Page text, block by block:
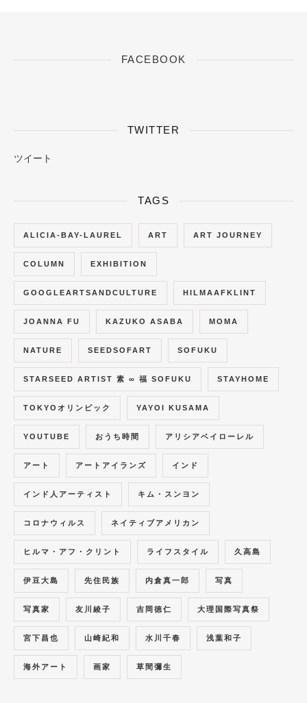
FACEBOOK
TWITTER
ツイート
TAGS
ALICIA-BAY-LAUREL ART ART JOURNEY
COLUMN EXHIBITION
GOOGLEARTSANDCULTURE HILMAAFKLINT
JOANNA FU KAZUKO ASABA MOMA
NATURE SEEDSOFART SOFUKU
STARSEED ARTIST 素 ∞ 福 SOFUKU STAYHOME
TOKYOオリンピック YAYOI KUSAMA
YOUTUBE おうち時間 アリシアベイローレル
アート アートアイランズ インド
インド人アーティスト キム・スンヨン
コロナウィルス ネイティブアメリカン
ヒルマ・アフ・クリント ライフスタイル 久高島
伊豆大島 先住民族 内倉真一郎 写真
写真家 友川綾子 吉岡徳仁 大理国際写真祭
宮下昌也 山崎紀和 水川千春 浅葉和子
海外アート 画家 草間彌生